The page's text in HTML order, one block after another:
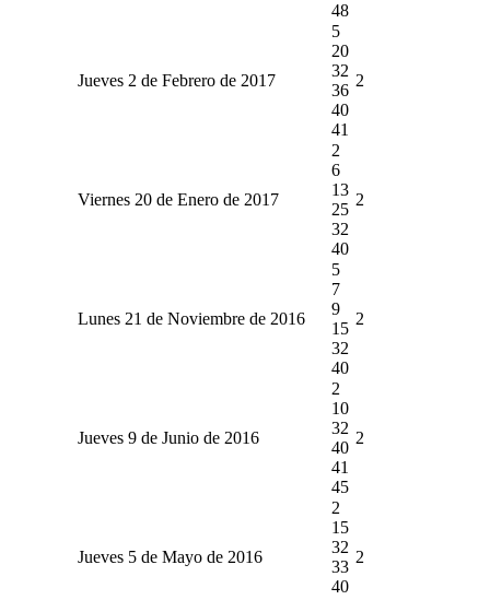
48
Jueves 2 de Febrero de 2017
5
20
32
36
40
41
2
Viernes 20 de Enero de 2017
2
6
13
25
32
40
2
Lunes 21 de Noviembre de 2016
5
7
9
15
32
40
2
Jueves 9 de Junio de 2016
2
10
32
40
41
45
2
Jueves 5 de Mayo de 2016
2
15
32
33
40
2